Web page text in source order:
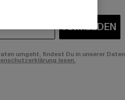
ANMELDEN
umgeht, findest Du in unserer
lesen.